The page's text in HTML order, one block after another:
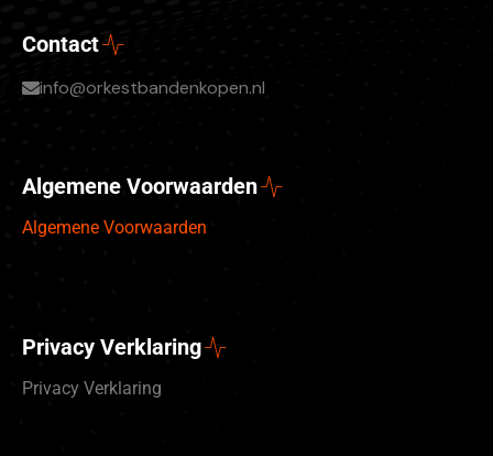
Contact
info@orkestbandenkopen.nl
Algemene Voorwaarden
Algemene Voorwaarden
Privacy Verklaring
Privacy Verklaring